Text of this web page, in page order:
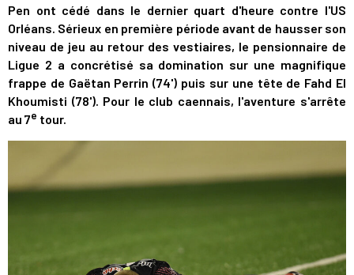
Pen ont cédé dans le dernier quart d'heure contre l'US
Orléans. Sérieux en première période avant de hausser son
niveau de jeu au retour des vestiaires, le pensionnaire de
Ligue 2 a concrétisé sa domination sur une magnifique
frappe de Gaëtan Perrin (74') puis sur une tête de Fahd El
Khoumisti (78'). Pour le club caennais, l'aventure s'arrête
au 7e tour.